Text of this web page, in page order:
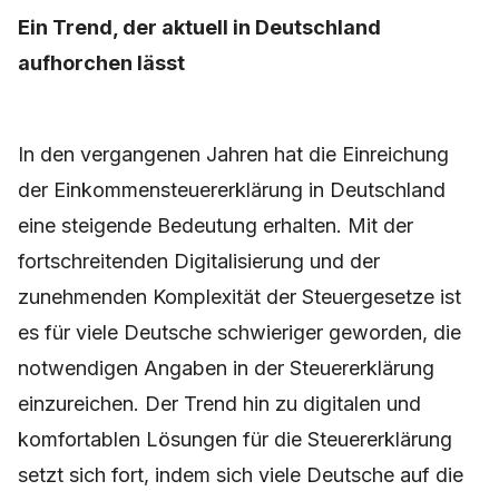
Ein Trend, der aktuell in Deutschland
aufhorchen lässt
In den vergangenen Jahren hat die Einreichung
der Einkommensteuererklärung in Deutschland
eine steigende Bedeutung erhalten. Mit der
fortschreitenden Digitalisierung und der
zunehmenden Komplexität der Steuergesetze ist
es für viele Deutsche schwieriger geworden, die
notwendigen Angaben in der Steuererklärung
einzureichen. Der Trend hin zu digitalen und
komfortablen Lösungen für die Steuererklärung
setzt sich fort, indem sich viele Deutsche auf die